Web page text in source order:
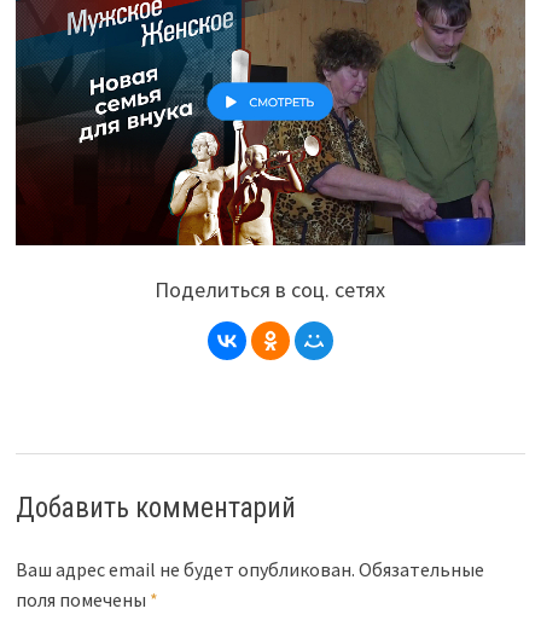
Поделиться в соц. сетях
Добавить комментарий
Ваш адрес email не будет опубликован. Обязательные
поля помечены *